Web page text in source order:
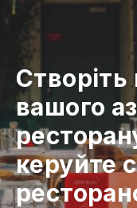
вашого
керуйте